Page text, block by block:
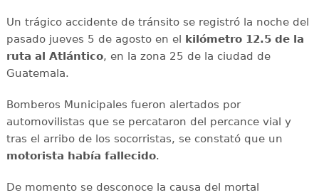
Un trágico accidente de tránsito se registró la noche del
pasado jueves 5 de agosto en el kilómetro 12.5 de la
ruta al Atlántico, en la zona 25 de la ciudad de
Guatemala.
Bomberos Municipales fueron alertados por
automovilistas que se percataron del percance vial y
tras el arribo de los socorristas, se constató que un
motorista había fallecido.
De momento se desconoce la causa del mortal